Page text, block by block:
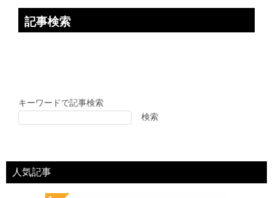
記事検索
キーワードで記事検索
検索
人気記事